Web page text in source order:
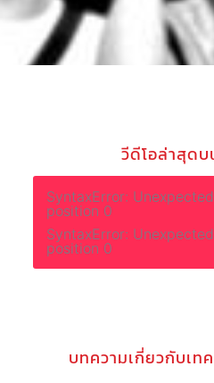
วีดีโอล่าสุด
SyntaxError:
position 0
SyntaxError:
position 0
บทความเกี่ยวกับเท